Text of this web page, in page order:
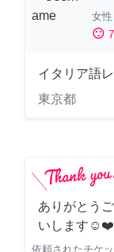
女性
sentiment_satisfied
イタリア語
東京都
ありがとう
いします☺️❤️
依頼されたチケッ